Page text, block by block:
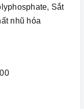
Sắt
nhũ hóa